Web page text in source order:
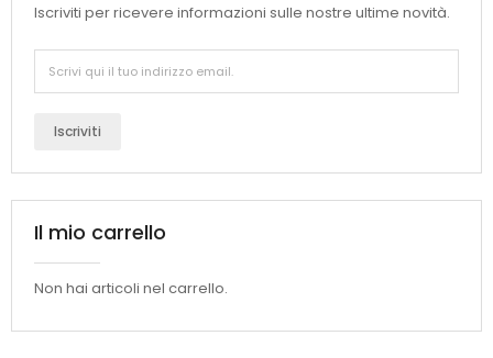
Iscriviti per ricevere informazioni sulle nostre ultime novità.
Iscriviti
Il mio carrello
Non hai articoli nel carrello.